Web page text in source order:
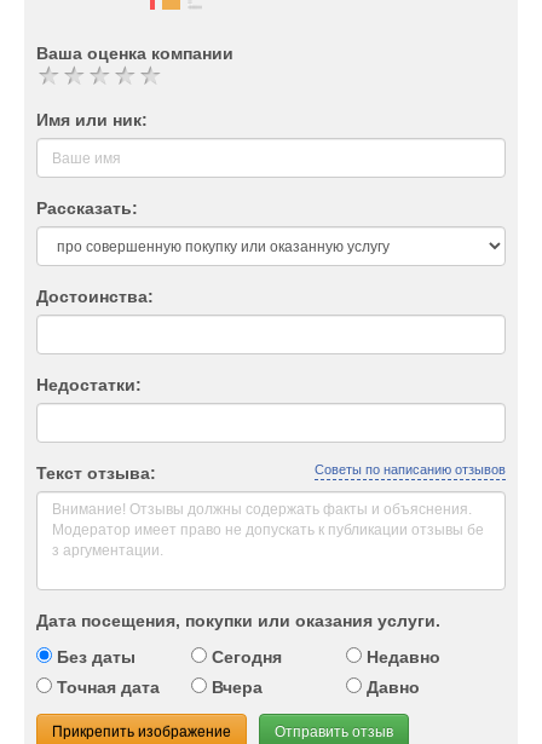
Ваша оценка компании
Имя или ник:
Рассказать:
Достоинства:
Недостатки:
Текст отзыва: Советы по написанию отзывов
Дата посещения, покупки или оказания услуги.
Без даты
Сегодня
Недавно
Точная дата
Вчера Давно
Прикрепить изображение Отправить отзыв